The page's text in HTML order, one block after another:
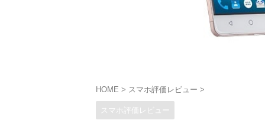
HOME > スマホ評価レビュー >
スマホ評価レビュー